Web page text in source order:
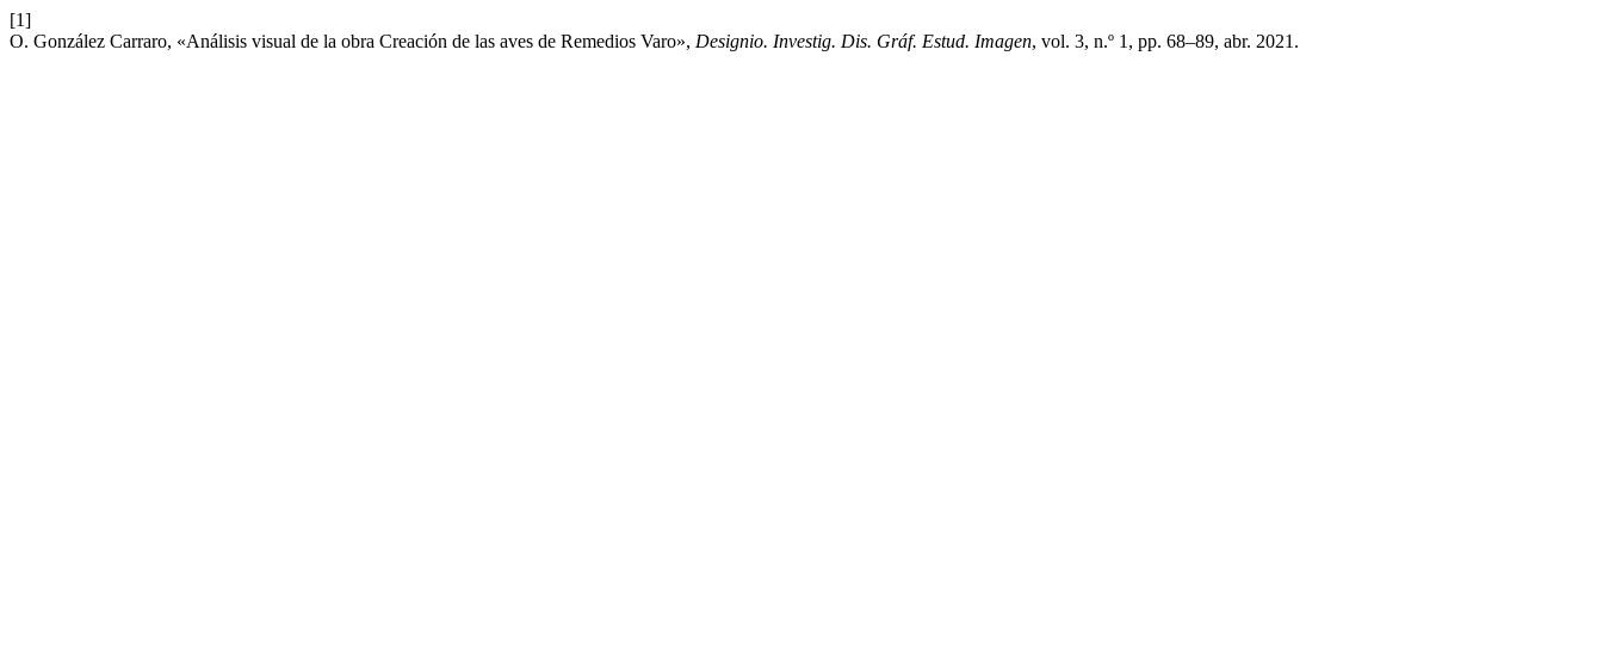
[1]
O. González Carraro, «Análisis visual de la obra Creación de las aves de Remedios Varo», Designio. Investig. Dis. Gráf. Estud. Imagen, vol. 3, n.º 1, pp. 68–89, abr. 2021.